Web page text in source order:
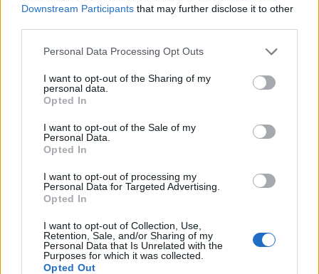
Downstream Participants that may further disclose it to other
Personal Data Processing Opt Outs
I want to opt-out of the Sharing of my
personal data.
Opted In
I want to opt-out of the Sale of my
Personal Data.
Opted In
I want to opt-out of processing my
Personal Data for Targeted Advertising.
Opted In
I want to opt-out of Collection, Use,
Retention, Sale, and/or Sharing of my
Personal Data that Is Unrelated with the
Purposes for which it was collected.
Opted Out
Il Selargius rinforza il centrocampo con
Definiti gli organici di Prima con l'aggiunta
di Golfo Aranci, La Salle e Ottava, in Seconda